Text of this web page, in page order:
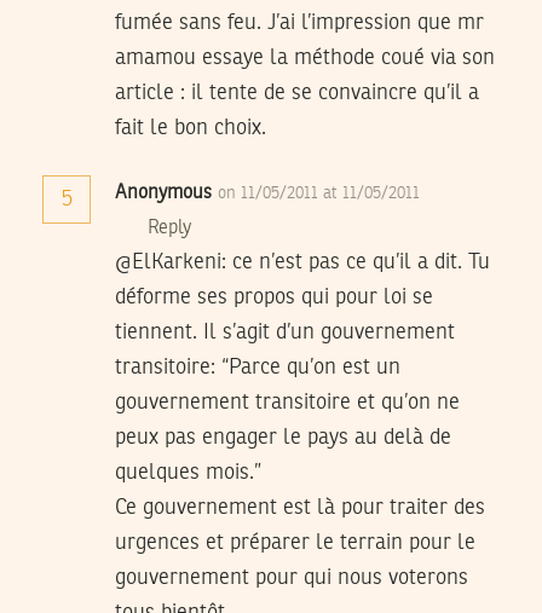
fumée sans feu. J’ai l’impression que mr
amamou essaye la méthode coué via son
article : il tente de se convaincre qu’il a
fait le bon choix.
5 Anonymous on 11/05/2011 at 11/05/2011
Reply
@ElKarkeni: ce n’est pas ce qu’il a dit. Tu
déforme ses propos qui pour loi se
tiennent. Il s’agit d’un gouvernement
transitoire: “Parce qu’on est un
gouvernement transitoire et qu’on ne
peux pas engager le pays au delà de
quelques mois.”
Ce gouvernement est là pour traiter des
urgences et préparer le terrain pour le
gouvernement pour qui nous voterons